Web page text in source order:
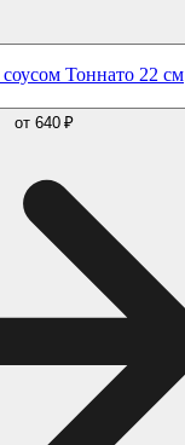
Тоннато 22 см
от 640 ₽